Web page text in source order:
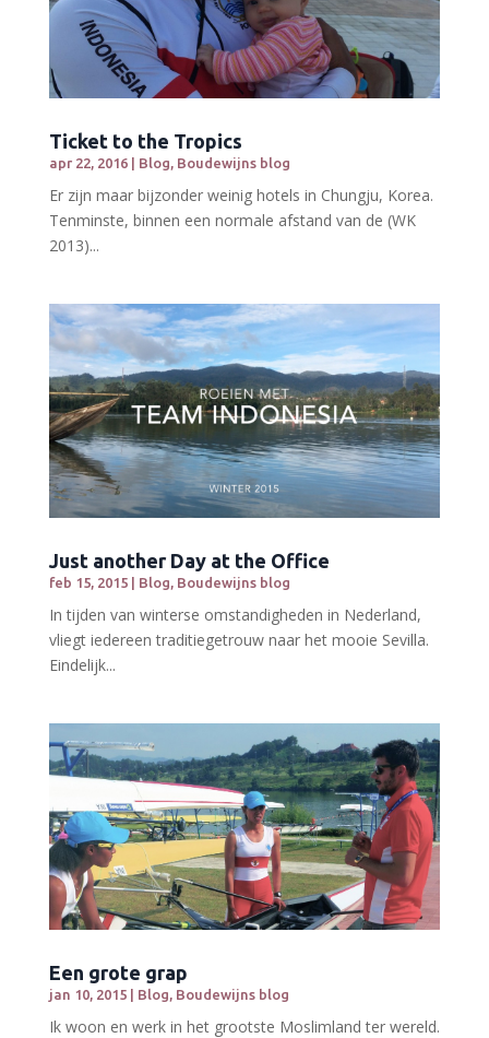
Ticket to the Tropics
apr 22, 2016| Blog, Boudewijns blog
Er zijn maar bijzonder weinig hotels in Chungju, Korea.
Tenminste, binnen een normale afstand van de (WK
2013)...
Just another Day at the Office
feb 15, 2015| Blog, Boudewijns blog
In tijden van winterse omstandigheden in Nederland,
vliegt iedereen traditiegetrouw naar het mooie Sevilla.
Eindelijk...
Een grote grap
jan 10, 2015| Blog Boudewijns blog
Ik woon en werk in het grootste Moslimland ter wereld.